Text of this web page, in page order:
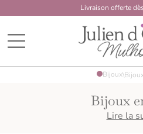
Livraison offerte
BDK
Bijoux\
Bijoux
Pour une naissance, unLire la